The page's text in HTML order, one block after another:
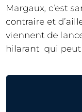
Margaux, c’est
contraire et
viennent de
hilarant qui peut